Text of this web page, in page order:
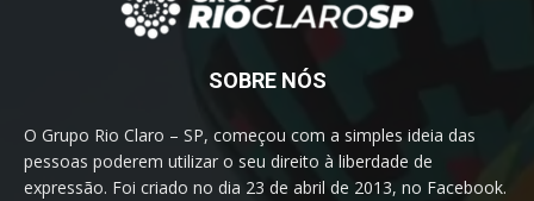
SOBRE NÓS
O Grupo Rio Claro – SP, começou com a simples ideia das
pessoas poderem utilizar o seu direito à liberdade de
expressão. Foi criado no dia 23 de abril de 2013, no Facebook.